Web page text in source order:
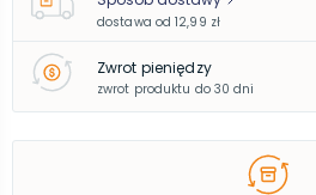
dostawa od 12,99 zł
Zwrot pieniędzy
zwrot produktu do 30 dni